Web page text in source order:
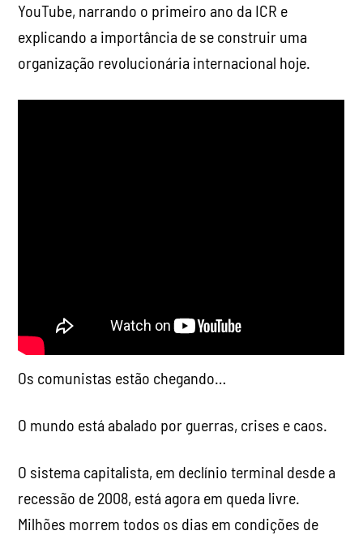
YouTube, narrando o primeiro ano da ICR e
explicando a importância de se construir uma
organização revolucionária internacional hoje.
Os comunistas estão chegando…
O mundo está abalado por guerras, crises e caos.
O sistema capitalista, em declínio terminal desde a
recessão de 2008, está agora em queda livre.
Milhões morrem todos os dias em condições de